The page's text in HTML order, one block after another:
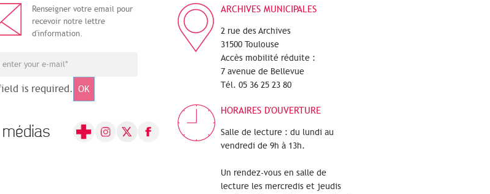
Renseigner votre email pour
recevoir notre lettre
d'information.
is required. OK
médias
ARCHIVES MUNICIPALES
2 rue des Archives
31500 Toulouse
Accès mobilité réduite :
7 avenue de Bellevue
Tél. 05 36 25 23 80
HORAIRES D'OUVERTURE
Salle de lecture : du lundi au
vendredi de 9h à 13h.
Un rendez-vous en salle de
lecture les mercredis et jeudis